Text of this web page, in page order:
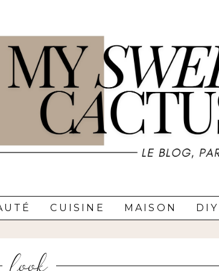
CUISINE MAISON DIY